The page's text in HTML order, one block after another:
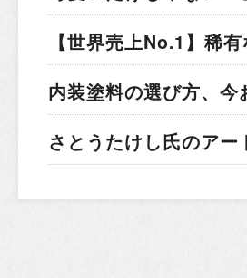
【世界売上No.1】稀
内装塗料の選び方、
さとうたけし氏のア